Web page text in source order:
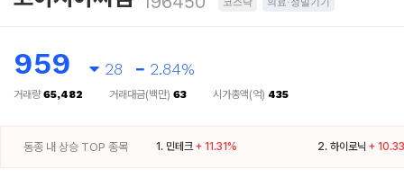
959 28 2.84%
거래량65,482 거래대금(백만) 63 시가총액(억) 435
동종 내 상승 TOP 종목 1. 민테크 + 11.31% 2. 하이로닉 +